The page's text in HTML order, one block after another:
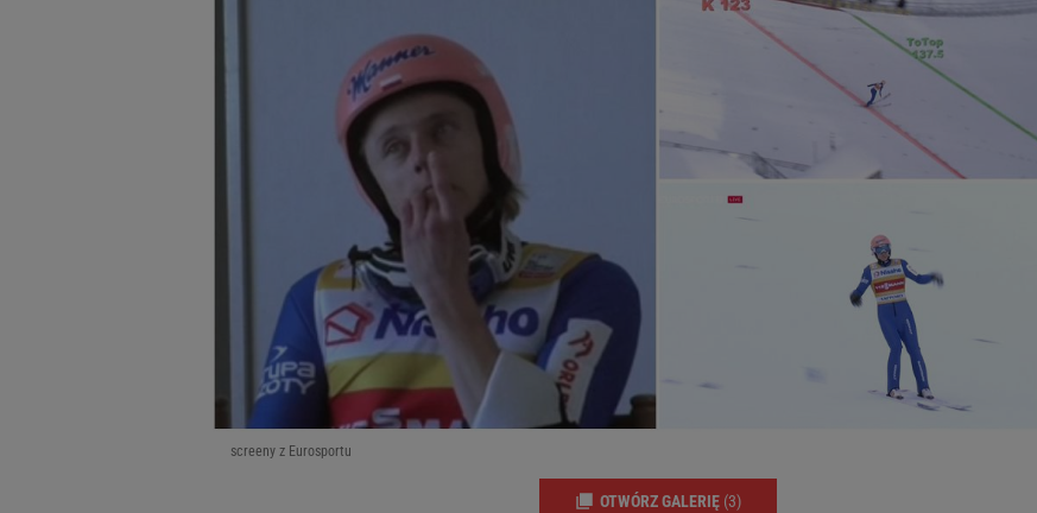
screeny z Eurosportu
OTWÓRZ GALERIĘ (3)